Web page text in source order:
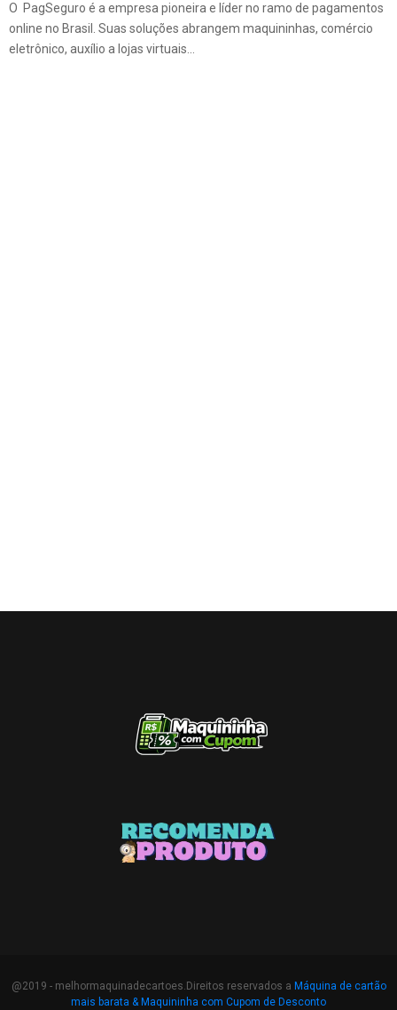
O PagSeguro é a empresa pioneira e líder no ramo de pagamentos
online no Brasil. Suas soluções abrangem maquininhas, comércio
eletrônico, auxílio a lojas virtuais...
@2019 - melhormaquinadecartoes.Direitos reservados a Máquina de cartão
mais barata & Maquininha com Cupom de Desconto